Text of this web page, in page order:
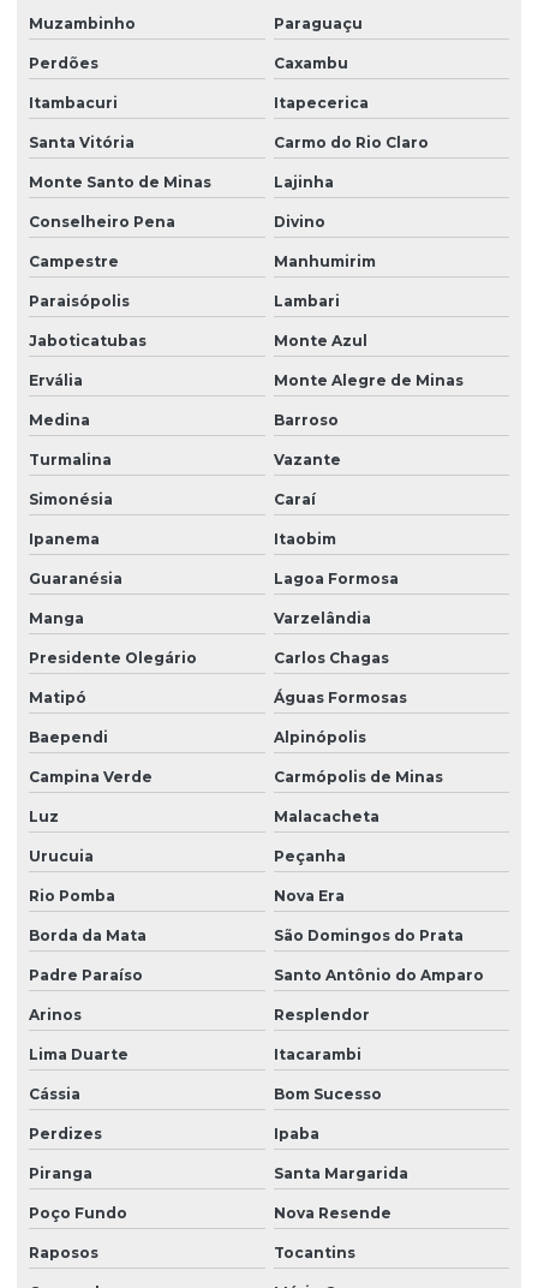
Muzambinho Paraguaçu
Perdões Caxambu
Itambacuri Itapecerica
Santa Vitória Carmo do Rio Claro
Monte Santo de Minas Lajinha
Conselheiro Pena Divino
Campestre Manhumirim
Paraisópolis Lambari
Jaboticatubas Monte Azul
Ervália Monte Alegre de Minas
Medina Barroso
Turmalina Vazante
Simonésia Caraí
Ipanema Itaobim
Guaranésia Lagoa Formosa
Manga Varzelândia
Presidente Olegário Carlos Chagas
Matipó Águas Formosas
Baependi Alpinópolis
Campina Verde Carmópolis de Minas
Luz Malacacheta
Urucuia Peçanha
Rio Pomba Nova Era
Borda da Mata São Domingos do Prata
Padre Paraíso Santo Antônio do Amparo
Arinos Resplendor
Lima Duarte Itacarambi
Cássia Bom Sucesso
Perdizes Ipaba
Piranga Santa Margarida
Poço Fundo Nova Resende
Raposos Tocantins